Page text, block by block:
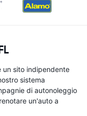
un sito indipendente
sistema
di autonoleggio
un'auto a